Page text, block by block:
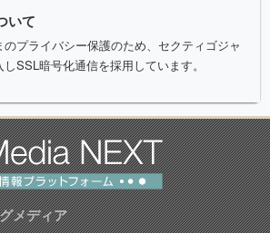
いて
プライバシー保護のため、セクティゴジャ
SSL暗号化通信を採用しています。
メディア